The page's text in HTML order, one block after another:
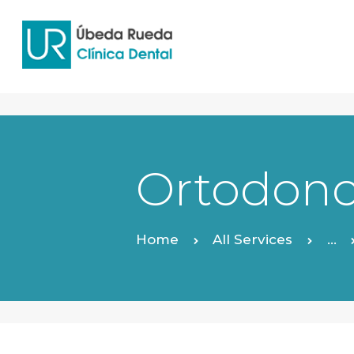
Home All Services ...